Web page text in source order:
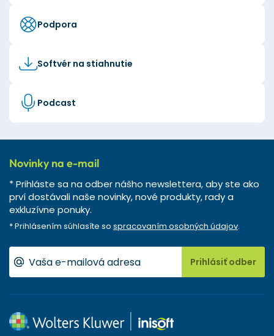
Podpora
Softvér na stiahnutie
Podcast
Novinky na e-mail
* Prihláste sa na odber nášho newslettera, aby ste ako
prví dostávali naše novinky, nové produkty, rady a
exkluzívne ponuky.
* Prihlásením súhlasíte so spracovaním osobných údajov.
Prihlásiť odber